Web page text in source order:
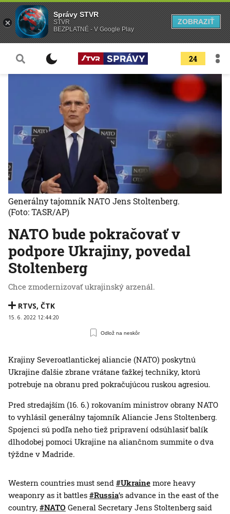
24
NATO bude pokračovať v
podpore Ukrajiny, povedal
Stoltenberg
Chce zmodernizovať ukrajinský arzenál.
RTVS, ČTK
15. 6. 2022 12:44:20
Odlož na neskôr
Generálny tajomník NATO Jens Stoltenberg.
(Foto: TASR/AP)
Krajiny Severoatlantickej aliancie (NATO) poskytnú
Ukrajine ďalšie zbrane vrátane ťažkej techniky, ktorú
potrebuje na obranu pred pokračujúcou ruskou agresiou.
Pred stredajším (16. 6.) rokovaním ministrov obrany NATO
to vyhlásil generálny tajomník Aliancie Jens Stoltenberg.
Spojenci sú podľa neho tiež pripravení odsúhlasiť balík
dlhodobej pomoci Ukrajine na aliančnom summite o dva
týždne v Madride.
Western countries must send #Ukraine more heavy
weaponry as it battles #Russia’s advance in the east of the
country, #NATO General Secretary Jens Stoltenberg said
Správy STVR
STVR
BEZPLATNÉ - V Google Play
ZOBRAZIŤ